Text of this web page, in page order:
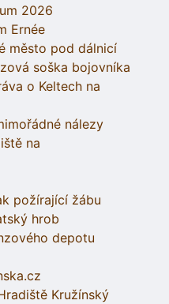
2026
Ernée
město pod dálnicí
soška bojovníka
o Keltech na
nálezy
na
požírající žábu
hrob
depotu
Kružínský